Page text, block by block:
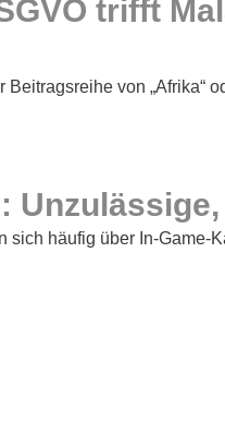
trifft
von „Afrika“
sich häufig über